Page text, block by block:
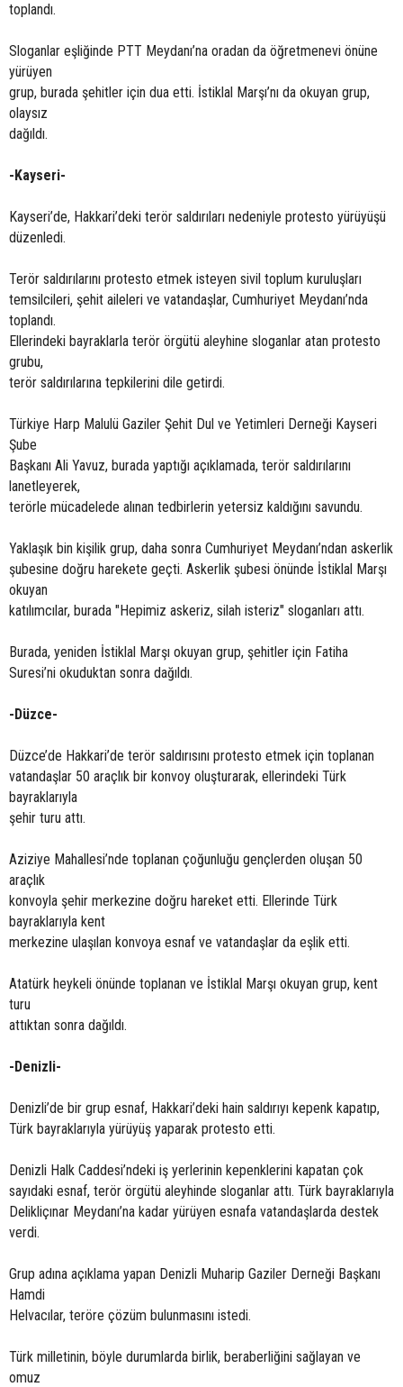
toplandı.
Sloganlar eşliğinde PTT Meydanı’na oradan da öğretmenevi önüne
yürüyen
grup, burada şehitler için dua etti. İstiklal Marşı’nı da okuyan grup,
olaysız
dağıldı.
-Kayseri-
Kayseri’de, Hakkari’deki terör saldırıları nedeniyle protesto yürüyüşü
düzenledi.
Terör saldırılarını protesto etmek isteyen sivil toplum kuruluşları
temsilcileri, şehit aileleri ve vatandaşlar, Cumhuriyet Meydanı’nda
toplandı.
Ellerindeki bayraklarla terör örgütü aleyhine sloganlar atan protesto
grubu,
terör saldırılarına tepkilerini dile getirdi.
Türkiye Harp Malulü Gaziler Şehit Dul ve Yetimleri Derneği Kayseri
Şube
Başkanı Ali Yavuz, burada yaptığı açıklamada, terör saldırılarını
lanetleyerek,
terörle mücadelede alınan tedbirlerin yetersiz kaldığını savundu.
Yaklaşık bin kişilik grup, daha sonra Cumhuriyet Meydanı’ndan askerlik
şubesine doğru harekete geçti. Askerlik şubesi önünde İstiklal Marşı
okuyan
katılımcılar, burada "Hepimiz askeriz, silah isteriz" sloganları attı.
Burada, yeniden İstiklal Marşı okuyan grup, şehitler için Fatiha
Suresi’ni okuduktan sonra dağıldı.
-Düzce-
Düzce’de Hakkari’de terör saldırısını protesto etmek için toplanan
vatandaşlar 50 araçlık bir konvoy oluşturarak, ellerindeki Türk
bayraklarıyla
şehir turu attı.
Aziziye Mahallesi’nde toplanan çoğunluğu gençlerden oluşan 50
araçlık
konvoyla şehir merkezine doğru hareket etti. Ellerinde Türk
bayraklarıyla kent
merkezine ulaşılan konvoya esnaf ve vatandaşlar da eşlik etti.
Atatürk heykeli önünde toplanan ve İstiklal Marşı okuyan grup, kent
turu
attıktan sonra dağıldı.
-Denizli-
Denizli’de bir grup esnaf, Hakkari’deki hain saldırıyı kepenk kapatıp,
Türk bayraklarıyla yürüyüş yaparak protesto etti.
Denizli Halk Caddesi’ndeki iş yerlerinin kepenklerini kapatan çok
sayıdaki esnaf, terör örgütü aleyhinde sloganlar attı. Türk bayraklarıyla
Delikliçınar Meydanı’na kadar yürüyen esnafa vatandaşlarda destek
verdi.
Grup adına açıklama yapan Denizli Muharip Gaziler Derneği Başkanı
Hamdi
Helvacılar, teröre çözüm bulunmasını istedi.
Türk milletinin, böyle durumlarda birlik, beraberliğini sağlayan ve
omuz